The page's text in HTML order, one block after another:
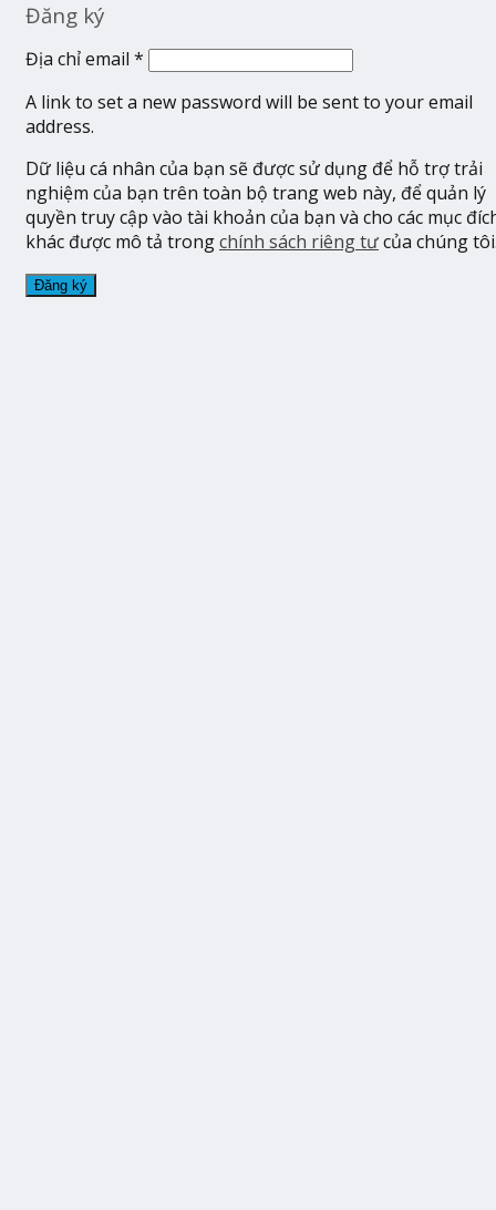
Đăng ký
Địa chỉ email *
A link to set a new password will be sent to your email
address.
Dữ liệu cá nhân của bạn sẽ được sử dụng để hỗ trợ trải
nghiệm của bạn trên toàn bộ trang web này, để quản lý
quyền truy cập vào tài khoản của bạn và cho các mục
khác được mô tả trongchính sách riêng tưcủa chúng
Đăng ký